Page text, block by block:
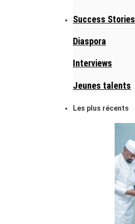
Success Stories
Diaspora
Interviews
Jeunes talents
Les plus récents